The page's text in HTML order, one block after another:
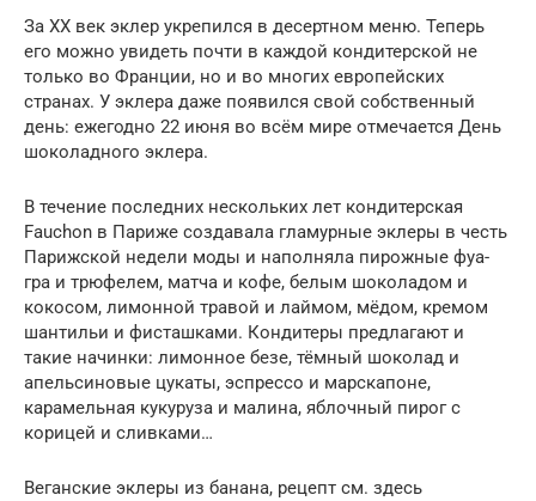
За XX век эклер укрепился в десертном меню. Теперь
его можно увидеть почти в каждой кондитерской не
только во Франции, но и во многих европейских
странах. У эклера даже появился свой собственный
день: ежегодно 22 июня во всём мире отмечается День
шоколадного эклера.
В течение последних нескольких лет кондитерская
Fauchon в Париже создавала гламурные эклеры в честь
Парижской недели моды и наполняла пирожные фуа-
гра и трюфелем, матча и кофе, белым шоколадом и
кокосом, лимонной травой и лаймом, мёдом, кремом
шантильи и фисташками. Кондитеры предлагают и
такие начинки: лимонное безе, тёмный шоколад и
апельсиновые цукаты, эспрессо и марскапоне,
карамельная кукуруза и малина, яблочный пирог с
корицей и сливками…
Веганские эклеры из банана, рецепт см. здесь